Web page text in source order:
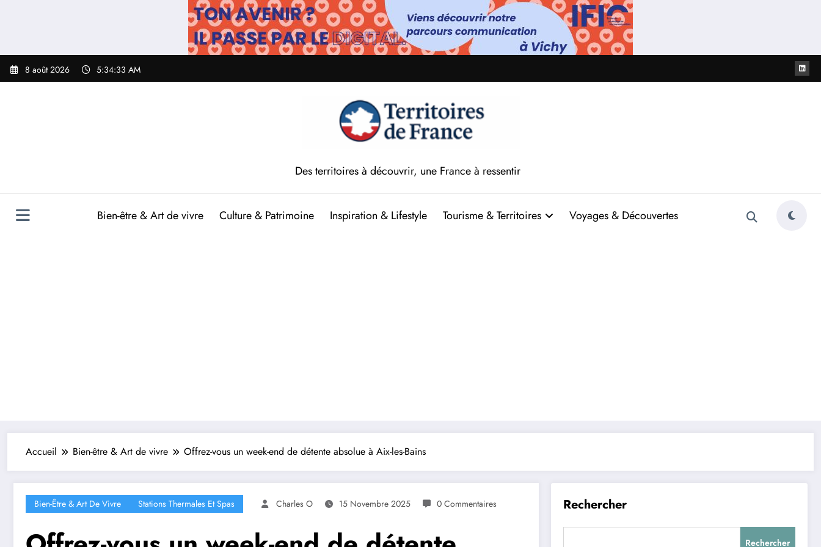
8 août 2026 5:34:34 AM
Des territoires à découvrir, une France à ressentir
Bien-être & Art de vivre Culture & Patrimoine Inspiration & Lifestyle Tourisme & Territoires Voyages & Découvertes
Accueil Bien-être & Art de vivre Offrez-vous un week-end de détente absolue à Aix-les-Bains
Bien-Être & Art De Vivre Stations Thermales Et Spas Charles O 15 Novembre 2025 0 Commentaires Rechercher
Rechercher